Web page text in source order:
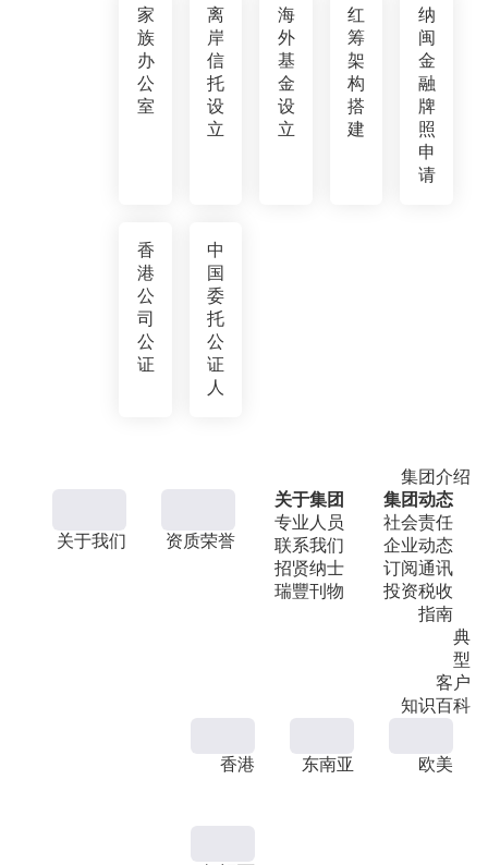
家
族
办
公
室
离
岸
信
托
设
立
海
外
基
金
设
立
红
筹
架
构
搭
建
纳
闽
金
融
牌
照
申
请
香
港
公
司
公
证
中
国
委
托
公
证
人
集团介绍
关于我们 资质荣誉
关于集团
专业人员
联系我们
招贤纳士
瑞豐刊物
集团动态
社会责任
企业动态
订阅通讯
投资税收
指南
典
型
客户
知识百科
香港 东南亚 欧美